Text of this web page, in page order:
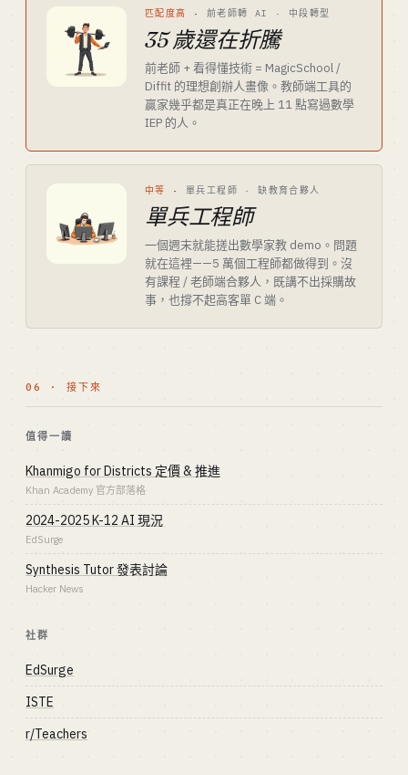
匹配度高 · 前老師轉 AI · 中段轉型
35 歲還在折騰
前老師 + 看得懂技術 = MagicSchool /
Diffit 的理想創辦人畫像。教師端工具的
贏家幾乎都是真正在晚上 11 點寫過數學
IEP 的人。
中等 ·單兵工程師 · 缺教育合夥人
單兵工程師
一個週末就能搓出數學家教 demo。問題
就在這裡——5 萬個工程師都做得到。沒
有課程 / 老師端合夥人，既講不出採購故
事，也撐不起高客單 C 端。
06 · 接下來
值得一讀
Khanmigo for Districts 定價 & 推進
Khan Academy 官方部落格
2024-2025 K-12 AI 現況
EdSurge
Synthesis Tutor 發表討論
Hacker News
社群
EdSurge
ISTE
r/Teachers